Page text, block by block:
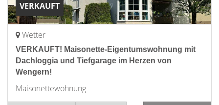
VERKAUFT
Wetter
VERKAUFT! Maisonette-Eigentumswohnung mit
Dachloggia und Tiefgarage im Herzen von
Wengern!
Maisonettewohnung